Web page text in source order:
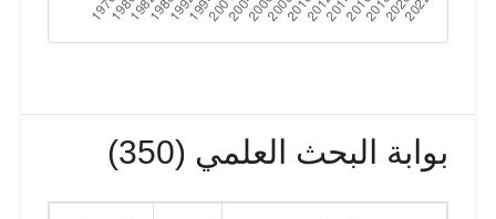
بوابة البحث العلمي (350)